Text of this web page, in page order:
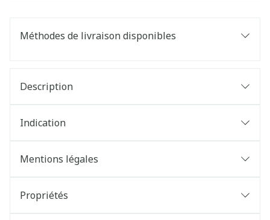
Méthodes de livraison disponibles
Description
Indication
Mentions légales
Propriétés